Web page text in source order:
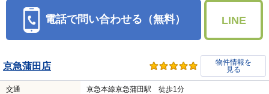
電話で問い合わせる（無料） LINE
京急蒲田店
物件情報を
見る
交通 京急本線京急蒲田駅 徒歩1分